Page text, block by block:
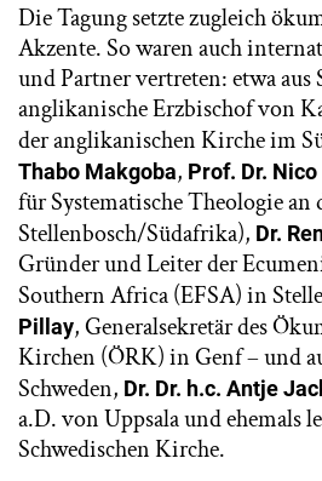
Die Tagung setzte zugleich
Akzente. So waren auch
und Partner vertreten: etwa aus
anglikanische Erzbischof von
der anglikanischen Kirche im
Thabo Makgoba, Prof. Dr. Nico
für Systematische Theologie
Stellenbosch/Südafrika), Dr.
Gründer und Leiter der
Southern Africa (EFSA) in
Pillay, Generalsekretär des
Kirchen (ÖRK) in Genf – und
Schweden, Dr. Dr. h.c. Antje
a.D. von Uppsala und ehemals
Schwedischen Kirche.